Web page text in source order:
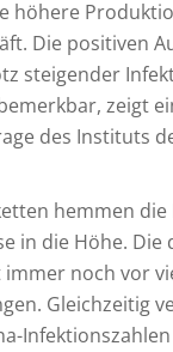
höhere
Die positiven
steigender
zeigt
des Instituts
hemmen
in die Höhe. Die
noch vor
Gleichzeitig